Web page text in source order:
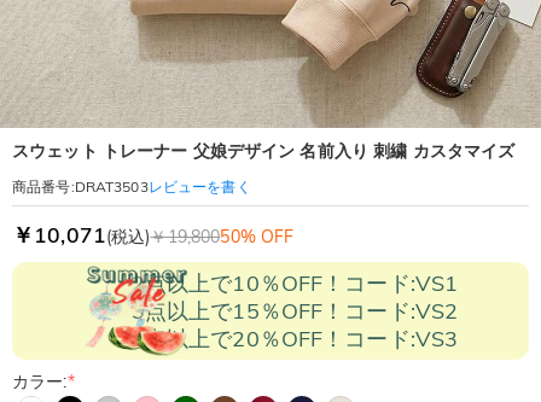
スウェット トレーナー 父娘デザイン 名前入り 刺繍 カスタマイズ
商品番号:DRAT3503レビューを書く
￥10,071(税込)￥19,80050% OFF
2点以上で10％OFF！コード:VS1
3点以上で15％OFF！コード:VS2
5点以上で20％OFF！コード:VS3
カラー:*